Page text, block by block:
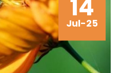
14
Jul-25